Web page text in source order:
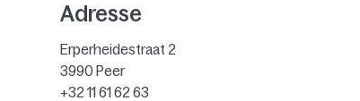
Adresse
Erperheidestraat 2
3990 Peer
+32 11 61 62 63